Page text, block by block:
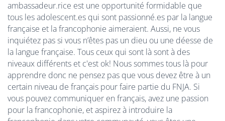
ambassadeur.rice est une opportunité formidable que
tous les adolescent.es qui sont passionné.es par la langue
française et la francophonie aimeraient. Aussi, ne vous
inquiétez pas si vous n’êtes pas un dieu ou une déesse de
la langue française. Tous ceux qui sont là sont à des
niveaux différents et c'est ok! Nous sommes tous là pour
apprendre donc ne pensez pas que vous devez être à un
certain niveau de français pour faire partie du FNJA. Si
vous pouvez communiquer en français, avez une passion
pour la francophonie, et aspirez à introduire la